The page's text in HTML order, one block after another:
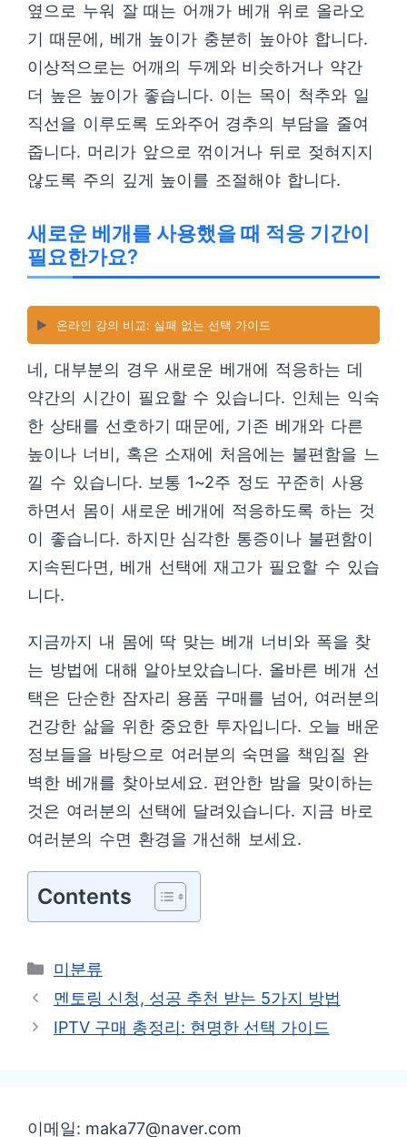
옆으로 누워 잘 때는 어깨가 베개 위로 올라오
기 때문에, 베개 높이가 충분히 높아야 합니다.
이상적으로는 어깨의 두께와 비슷하거나 약간
더 높은 높이가 좋습니다. 이는 목이 척추와 일
직선을 이루도록 도와주어 경추의 부담을 줄여
줍니다. 머리가 앞으로 꺾이거나 뒤로 젖혀지지
않도록 주의 깊게 높이를 조절해야 합니다.
새로운 베개를 사용했을 때 적응 기간이
필요한가요?
▶️ 온라인 강의 비교: 실패 없는 선택 가이드
네, 대부분의 경우 새로운 베개에 적응하는 데
약간의 시간이 필요할 수 있습니다. 인체는 익숙
한 상태를 선호하기 때문에, 기존 베개와 다른
높이나 너비, 혹은 소재에 처음에는 불편함을 느
낄 수 있습니다. 보통 1~2주 정도 꾸준히 사용
하면서 몸이 새로운 베개에 적응하도록 하는 것
이 좋습니다. 하지만 심각한 통증이나 불편함이
지속된다면, 베개 선택에 재고가 필요할 수 있습
니다.
지금까지 내 몸에 딱 맞는 베개 너비와 폭을 찾
는 방법에 대해 알아보았습니다. 올바른 베개 선
택은 단순한 잠자리 용품 구매를 넘어, 여러분의
건강한 삶을 위한 중요한 투자입니다. 오늘 배운
정보들을 바탕으로 여러분의 숙면을 책임질 완
벽한 베개를 찾아보세요. 편안한 밤을 맞이하는
것은 여러분의 선택에 달려있습니다. 지금 바로
여러분의 수면 환경을 개선해 보세요.
Contents
카
테
리
미분류
멘토링 신청, 성공 추천 받는 5가지 방법
IPTV 구매 총정리: 현명한 선택 가이드
이메일: maka77@naver.com